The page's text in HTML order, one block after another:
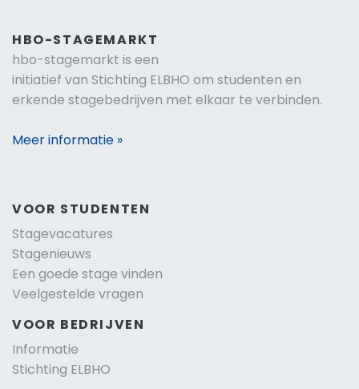
HBO-STAGEMARKT
hbo-stagemarkt is een
initiatief van Stichting ELBHO om studenten en
erkende stagebedrijven met elkaar te verbinden.
Meer informatie »
VOOR STUDENTEN
Stagevacatures
Stagenieuws
Een goede stage vinden
Veelgestelde vragen
VOOR BEDRIJVEN
Informatie
Stichting ELBHO